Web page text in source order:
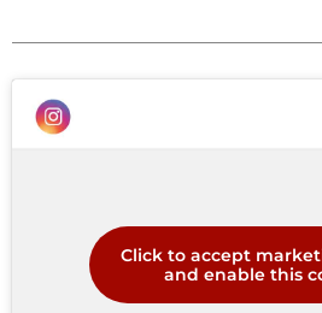
Click to accept
and enable this